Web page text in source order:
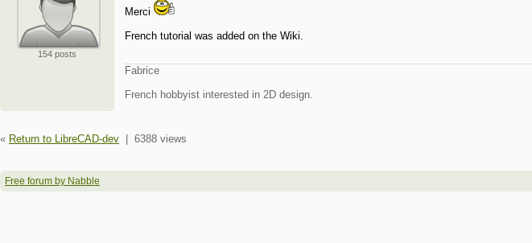
154 posts
Merci
French tutorial was added on the Wiki.
Fabrice
French hobbyist interested in 2D design.
« Return to LibreCAD-dev 6388 views
Free forum by Nabble